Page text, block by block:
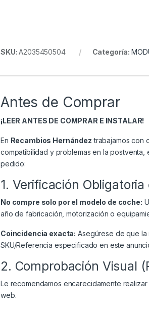
SKU:A2035450504 Categoría:
Antes de Comprar
¡LEER ANTES DE COMPRAR E INSTALAR!
En Recambios Hernández trabajamos con
compatibilidad y problemas en la postventa,
pedido:
1. Verificación
No compre solo por el modelo de coche:
año de fabricación, motorización o
Coincidencia exacta: Asegúrese de que la
SKU/Referencia especificado en este
2. Comprobación Visual
Le recomendamos encarecidamente realizar
web.